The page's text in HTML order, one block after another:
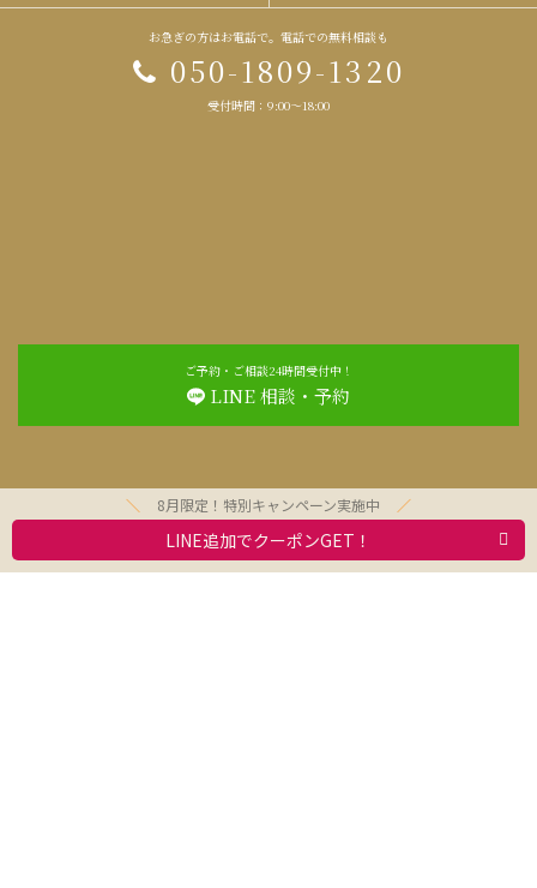
お急ぎの方はお電話で。電話での無料相談も
050-1809-1320
受付時間：9:00～18:00
ご予約・ご相談24時間受付中！
LINE 相談・予約
8月限定！特別キャンペーン実施中
LINE追加でクーポンGET！